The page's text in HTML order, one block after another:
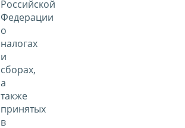
Российской
Федерации
о
налогах
и
сборах,
а
также
принятых
в